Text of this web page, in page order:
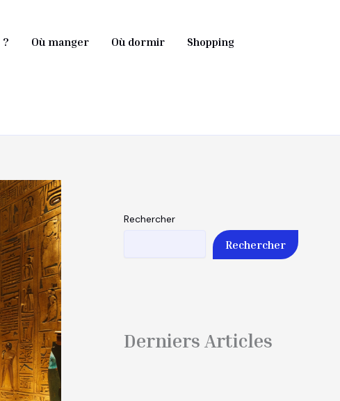
Où manger Où dormir
Shopping
Rechercher
Rechercher
Derniers Articles